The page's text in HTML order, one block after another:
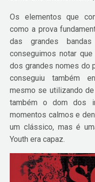
Os elementos que
como a prova
das grandes
conseguimos notar
dos grandes nomes do
conseguiu também
mesmo se utilizando
também o dom dos
momentos calmos e
um clássico, mas é
Youth era capaz.